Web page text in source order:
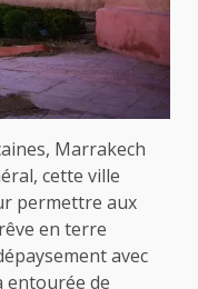
Marrakech
cette ville
permettre aux
en terre
avec
entourée de